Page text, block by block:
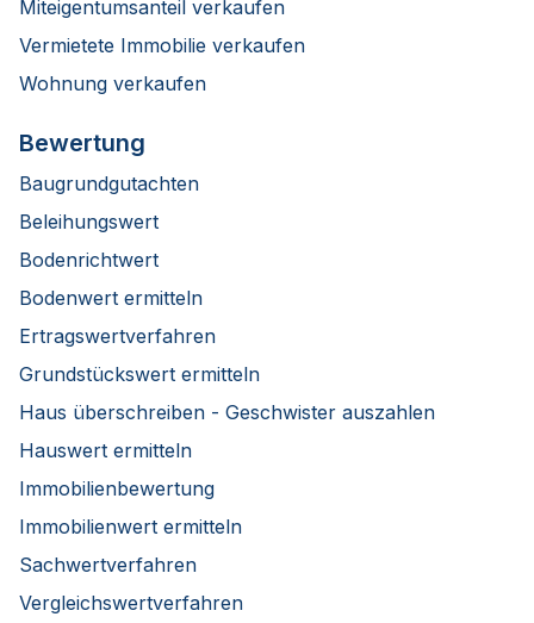
Miteigentumsanteil verkaufen
Vermietete Immobilie verkaufen
Wohnung verkaufen
Bewertung
Baugrundgutachten
Beleihungswert
Bodenrichtwert
Bodenwert ermitteln
Ertragswertverfahren
Grundstückswert ermitteln
Haus überschreiben - Geschwister auszahlen
Hauswert ermitteln
Immobilienbewertung
Immobilienwert ermitteln
Sachwertverfahren
Vergleichswertverfahren